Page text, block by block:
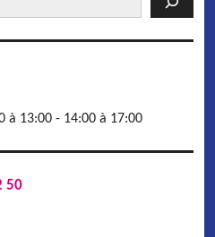
à 13:00 - 14:00 à 17:00
50